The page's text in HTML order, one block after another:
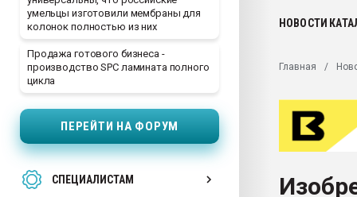
умельцы изготовили мембраны для
колонок полностью из них
Продажа готового бизнеса -
производство SPC ламината полного
цикла
ПЕРЕЙТИ НА ФОРУМ
СПЕЦИАЛИСТАМ
первый план в
28.07.2026
Всё, что касается
Материал поверхности
Продам отходы
НОВОСТИ
Главная